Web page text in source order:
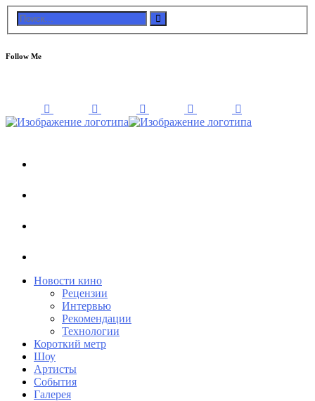
Follow Me
Новости кино
Рецензии
Интервью
Рекомендации
Технологии
Короткий метр
Шоу
Артисты
События
Галерея